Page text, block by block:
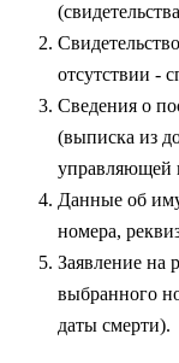
отсутствии -
Сведения о
(выписка из
управляющей
Данные об
номера,
Заявление на
выбранного
даты смерти).